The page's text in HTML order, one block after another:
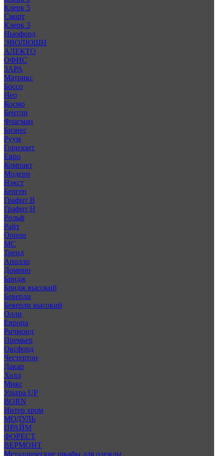
Клерк 5
Смарт
Клерк 3
Ньюфорд
ЭВОЛЮШН
АЛЕКТО
ОФИС
ЗАРА
Матрикс
Боссо
Нео
Космо
Бентли
Флагман
Бизнес
Руум
Горизонт
Евро
Компакт
Модерн
Нэкст
Берген
Графит В
Графит Н
Рольф
Райт
Орион
МС
Тренд
Аполло
Домино
Бридж
Бридж высокий
Беверли
Беверли высокий
Олли
Европа
Ричмонд
Премьер
Оксфорд
Честертон
Дакар
Холл
Микс
Ультра UP
BORN
Интер хром
МОДУЛЬ
ПРАЙМ
ФОРЕСТ
ВЕРМОНТ
Металлические шкафы для одежды